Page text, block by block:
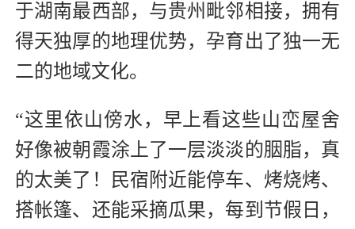
于湖南最西部，与贵州毗邻相接，拥有
得天独厚的地理优势，孕育出了独一无
二的地域文化。
“这里依山傍水，早上看这些山峦屋舍
好像被朝霞涂上了一层淡淡的胭脂，真
的太美了！民宿附近能停车、烤烧烤、
搭帐篷、还能采摘瓜果，每到节假日，